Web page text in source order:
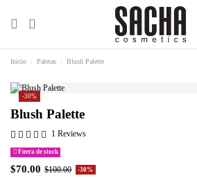
Inicio Paletas Blush Palette
-30%
Blush Palette
1 Reviews
Fuera de stock
$70.00 $100.00 -30%